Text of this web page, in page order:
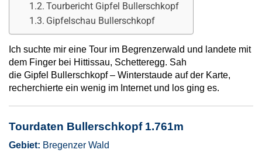
Tourbericht Gipfel Bullerschkopf
Gipfelschau Bullerschkopf
Ich suchte mir eine Tour im Begrenzerwald und landete mit
dem Finger bei Hittissau, Schetteregg. Sah
die Gipfel Bullerschkopf – Winterstaude auf der Karte,
recherchierte ein wenig im Internet und los ging es.
Tourdaten Bullerschkopf 1.761m
Gebiet: Bregenzer Wald